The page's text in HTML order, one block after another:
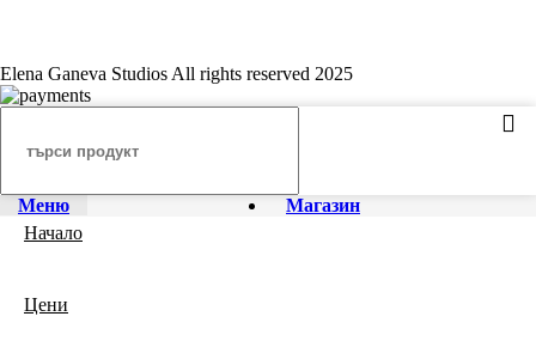
Elena Ganeva Studios All rights reserved 2025
Меню
Магазин
Начало
Цени